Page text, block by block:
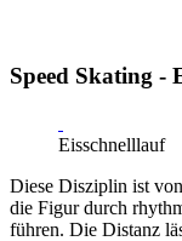
Speed Skating -
Eisschnelllauf
Diese Disziplin ist von
die Figur durch
führen. Die Distanz